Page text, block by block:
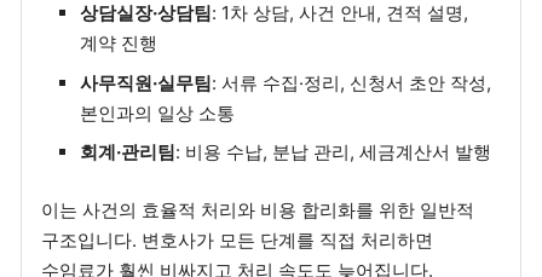
상담실장·상담팀: 1차 상담, 사건 안내, 견적 설명,
계약 진행
사무직원·실무팀: 서류 수집·정리, 신청서 초안 작성,
본인과의 일상 소통
회계·관리팀: 비용 수납, 분납 관리, 세금계산서 발행
이는 사건의 효율적 처리와 비용 합리화를 위한 일반적
구조입니다. 변호사가 모든 단계를 직접 처리하면
수임료가 훨씬 비싸지고 처리 속도도 늦어집니다.